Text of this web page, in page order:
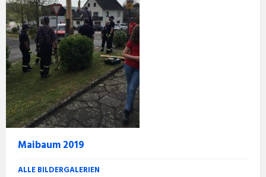
Maibaum 2019
ALLE BILDERGALERIEN